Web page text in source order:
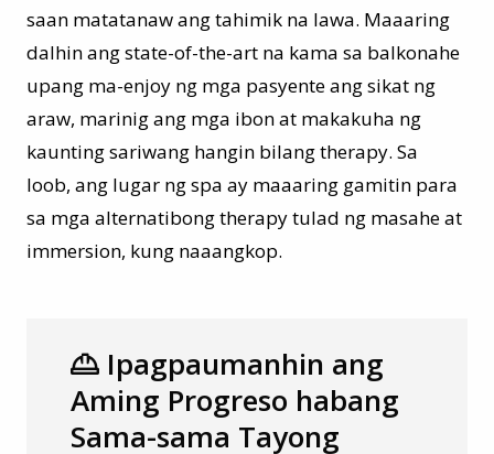
saan matatanaw ang tahimik na lawa. Maaaring
dalhin ang state-of-the-art na kama sa balkonahe
upang ma-enjoy ng mga pasyente ang sikat ng
araw, marinig ang mga ibon at makakuha ng
kaunting sariwang hangin bilang therapy. Sa
loob, ang lugar ng spa ay maaaring gamitin para
sa mga alternatibong therapy tulad ng masahe at
immersion, kung naaangkop.
Ipagpaumanhin ang
Aming Progreso habang
Sama-sama Tayong